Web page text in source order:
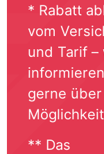
* Rabatt
vom
und Tarif –
gerne
** Das